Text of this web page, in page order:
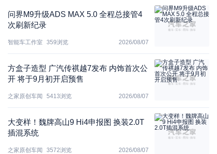
问界M9升级ADS MAX 5.0 全程总接管4
次刷新纪录
智能车工作室 359浏览 2026/08/07
方盒子造型 广汽传祺越7发布 内饰首次公
开 将于9月初开启预售
之家原创车闻 5413浏览 2026/08/07
大变样！魏牌高山9 Hi4申报图 换装2.0T
插混系统
之家原创车闻 3572浏览 2026/08/07